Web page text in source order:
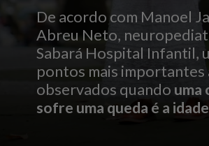
De acordo com Manoel
Abreu Neto,
Sabará Hospital Infantil,
pontos mais importantes
observados quando uma
sofre uma queda é a idade